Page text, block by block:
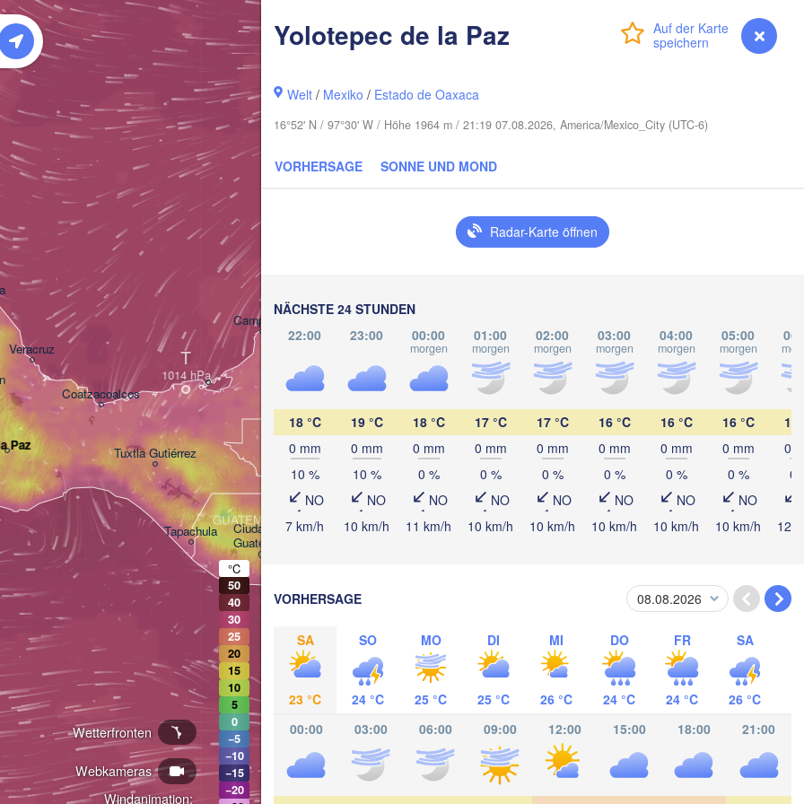
Anmelden myVentusky Vorhersage
Yolotepec de la Paz
Welt / Mexiko / Estado de Oaxaca
16°52' N / 97°30' W / Höhe 1964 m / 21:19 07.08.2026, America/Mexico_City (UTC-6)
VORHERSAGE SONNE UND MOND
Radar-Karte öffnen
NÄCHSTE 24 STUNDEN
22:00
23:00 00:00
morgen
01:00
morgen
02:00
morgen
03:00
morgen
04:00
morgen
05:00
morgen
18 °C
0 mm
10 %
NO
7 km/h
19 °C
0 mm
10 %
NO
10 km/h
18 °C
0 mm
0 %
NO
11 km/h
17 °C
0 mm
0 %
NO
10 km/h
17 °C
0 mm
0 %
NO
10 km/h
16 °C
0 mm
0 %
NO
10 km/h
16 °C
0 mm
0 %
NO
10 km/h
16 °C
0 mm
0 %
NO
10 km/h
15
0
0
12
VORHERSAGE
SA
23 °C
SO
24 °C
MO
25 °C
DI
25 °C
MI
26 °C
DO
24 °C
FR
24 °C
SA
26 °C
00:00
03:00 06:00 09:00 12:00 15:00 18:00 21:00
Windanimation:
Webkameras
Wetterfronten
Ciudad de
Guatemala
Tuxtla Gutiérrez
Tapachula
Campeche
Coatzacoalcos
Veracruz
GUATEMALA
Cape Coral
Managua
San Pedro Sula
Catacamas
Chetumal
NICARAGUA
BELIZE
Panamá
San José
COSTA RICA
Paz
T
°C
50
40
30
25
20
15
10
5
0
−5
−10
−15
−20